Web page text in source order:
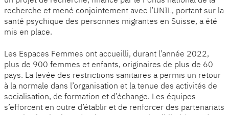
recherche et mené conjointement avec l’UNIL, portant sur la
santé psychique des personnes migrantes en Suisse, a été
mis en place.
Les Espaces Femmes ont accueilli, durant l’année 2022,
plus de 900 femmes et enfants, originaires de plus de 60
pays. La levée des restrictions sanitaires a permis un retour
à la normale dans l’organisation et la tenue des activités de
socialisation, de formation et d’échange. Les équipes
s’efforcent en outre d’établir et de renforcer des partenariats